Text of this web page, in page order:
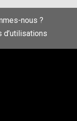
nous ?
d’utilisations